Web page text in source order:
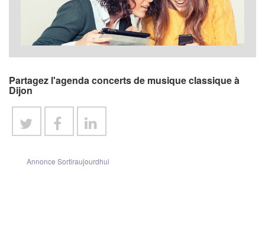
Partagez l'agenda concerts de musique classique à
Dijon
Annonce Sortiraujourdhui